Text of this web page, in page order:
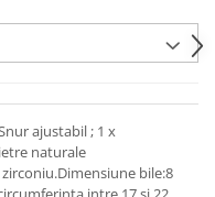
ajustabil ; 1 x
naturale
bile:8